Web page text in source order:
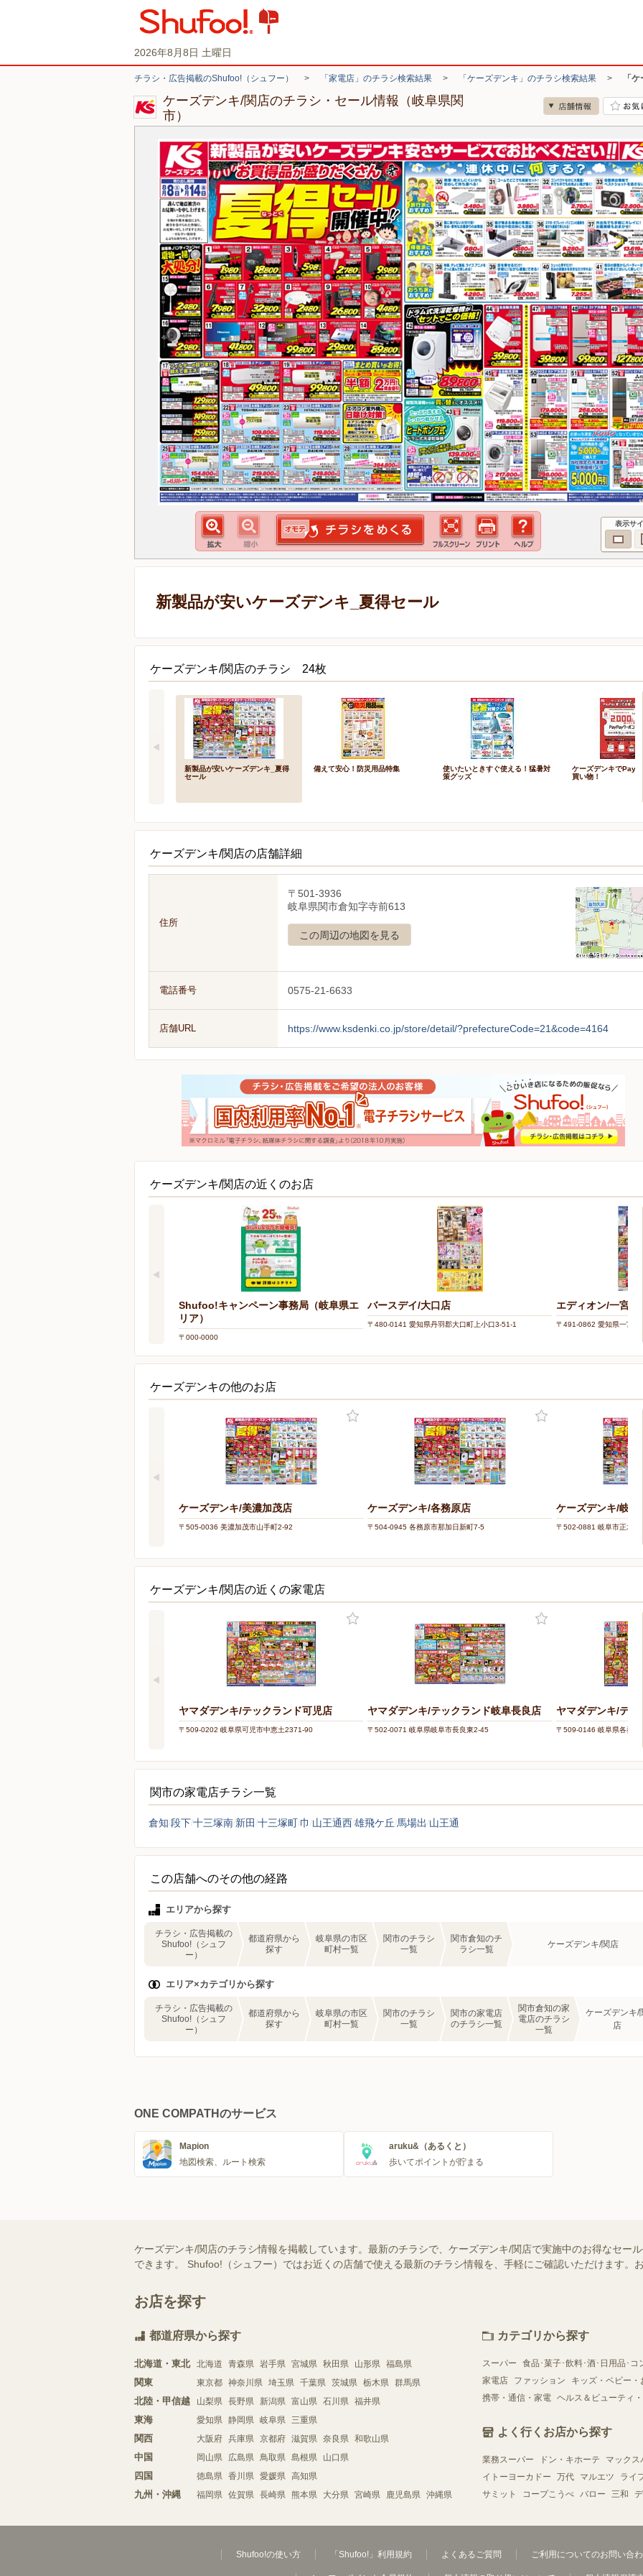
2026年8月8日 土曜日
チラシ・広告掲載のShufoo!（シュフー） > 「家電店」のチラシ検索結果 > 「ケーズデンキ」のチラシ検索結果 > 「
ケーズデンキ/関店のチラシ・セール情報（岐阜県関
市）
表示サ
新製品が安いケーズデンキ_夏得セール
ケーズデンキ/関店のチラシ 24枚
新製品が安いケーズデンキ_夏得
セール
備えて安心！防災用品特集
使いたいときすぐ使える！猛暑対
策グッズ
ケーズデンキで
買い物！
ケーズデンキ/関店の店舗詳細
住所
〒501-3936
岐阜県関市倉知字寺前613
この周辺の地図を見る
電話番号 0575-21-6633
店舗URL https://www.ksdenki.co.jp/store/detail/?prefectureCode=21&code=4164
ケーズデンキ/関店の近くのお店
Shufoo!キャンペーン事務局（岐阜県エ
リア）
〒000-0000
バースデイ/大口店
〒480-0141 愛知県丹羽郡大口町上小口3-51-1
エディオン/一宮本店
〒491-0862 愛知県一宮市
ケーズデンキの他のお店
ケーズデンキ/美濃加茂店
〒505-0036 美濃加茂市山手町2-92
ケーズデンキ/各務原店
〒504-0945 各務原市那加日新町7-5
ケーズデンキ/岐阜
〒502-0881 岐阜市正木北
ケーズデンキ/関店の近くの家電店
ヤマダデンキ/テックランド可児店
〒509-0202 岐阜県可児市中恵土2371-90
ヤマダデンキ/テックランド岐阜長良店
〒502-0071 岐阜県岐阜市長良東2-45
ヤマダデンキ/テッ
〒509-0146 岐阜県各務原
関市の家電店チラシ一覧
倉知 段下十三塚南 新田 十三塚町 巾 山王通西雄飛ケ丘 馬場出 山王通
この店舗へのその他の経路
エリアから探す
チラシ・広告掲載の
Shufoo!（シュフ
ー）
都道府県から
探す
岐阜県の市区
町村一覧
関市のチラシ
一覧
関市倉知のチ
ラシ一覧
ケーズデンキ/関店
エリア×カテゴリから探す
チラシ・広告掲載の
Shufoo!（シュフ
ー）
都道府県から
探す
岐阜県の市区
町村一覧
関市のチラシ
一覧
関市の家電店
のチラシ一覧
関市倉知の家
電店のチラシ
一覧
ケーズデンキ/
店
ONE COMPATHのサービス
Mapion
地図検索、ルート検索
aruku&（あるくと）
歩いてポイントが貯まる
ケーズデンキ/関店のチラシ情報を掲載しています。最新のチラシで、ケーズデンキ/関店で実施中のお得なセー
できます。 Shufoo!（シュフー）ではお近くの店舗で使える最新のチラシ情報を、手軽にご確認いただけます。
お店を探す
都道府県から探す
北海道・東北 北海道 青森県 岩手県 宮城県 秋田県 山形県 福島県
関東 東京都 神奈川県 埼玉県 千葉県 茨城県 栃木県 群馬県
北陸・甲信越 山梨県 長野県 新潟県 富山県 石川県 福井県
東海 愛知県 静岡県 岐阜県 三重県
関西 大阪府 兵庫県 京都府 滋賀県 奈良県 和歌山県
中国 岡山県 広島県 鳥取県 島根県 山口県
四国 徳島県 香川県 愛媛県 高知県
九州・沖縄 福岡県 佐賀県 長崎県 熊本県 大分県 宮崎県 鹿児島県 沖縄県
カテゴリから探す
スーパー 食品･菓子･飲料･酒･日用品･コ
家電店
ファッション キッズ・ベビー・
携帯・通信・家電 ヘルス＆ビューティ
よく行くお店から探す
業務スーパー ドン・キホーテ マックス
イトーヨーカドー
万代 マルエツ ライ
サミット
コープこうべ バロー 三和
Shufoo!の使い方 「Shufoo!」利用規約 よくあるご質問 ご利用についてのお問い合